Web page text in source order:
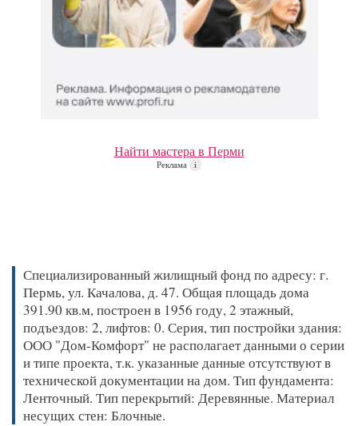
Найти мастера в Перми
Реклама i
Специализированный жилищный фонд по адресу: г.
Пермь, ул. Качалова, д. 47. Общая площадь дома
391.90 кв.м, построен в 1956 году, 2 этажный,
подъездов: 2, лифтов: 0. Серия, тип постройки здания:
ООО "Дом-Комфорт" не располагает данными о серии
и типе проекта, т.к. указанные данные отсутствуют в
технической документации на дом. Тип фундамента:
Ленточный. Тип перекрытий: Деревянные. Материал
несущих стен: Блочные.